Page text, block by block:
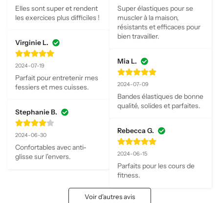
Elles sont super et rendent
les exercices plus difficiles !
Virginie L.
2024-07-19
Parfait pour entretenir mes
fessiers et mes cuisses.
Stephanie B.
2024-06-30
Confortables avec anti-
glisse sur l'envers.
Super élastiques pour se
muscler à la maison,
résistants et efficaces pour
bien travailler.
Mia L.
2024-07-09
Bandes élastiques de bonne
qualité, solides et parfaites.
Rebecca G.
2024-06-15
Parfaits pour les cours de
fitness.
Voir d'autres avis